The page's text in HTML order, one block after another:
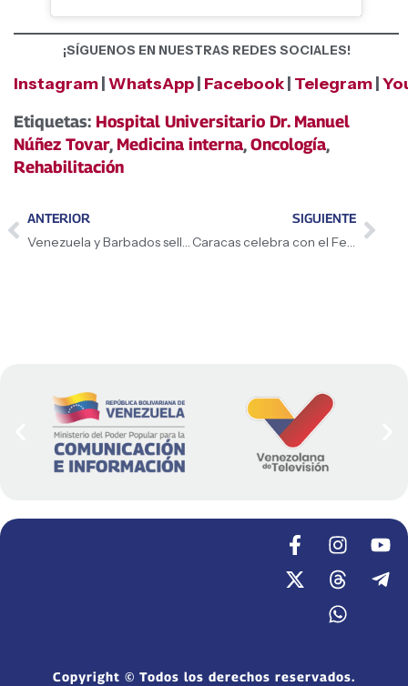
¡SÍGUENOS EN NUESTRAS REDES SOCIALES!
Instagram WhatsApp Facebook Telegram
Etiquetas: Hospital Universitario Dr. Manuel
Núñez Tovar, Medicina interna,Oncología,
Rehabilitación
ANTERIOR SIGUIENTE
Copyright © Todos los derechos reservados.